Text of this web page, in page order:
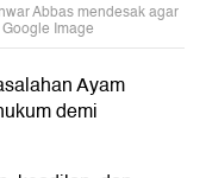
Abbas mendesak agar
Image
Ayam
demi